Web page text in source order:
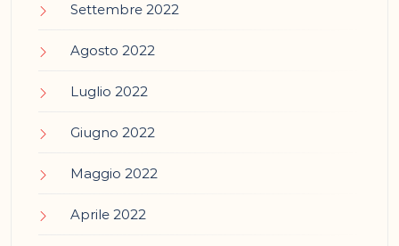
Settembre 2022
Agosto 2022
Luglio 2022
Giugno 2022
Maggio 2022
Aprile 2022